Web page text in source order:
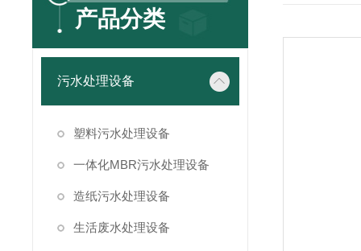
产品分类
污水处理设备
塑料污水处理设备
一体化MBR污水处理设备
造纸污水处理设备
生活废水处理设备